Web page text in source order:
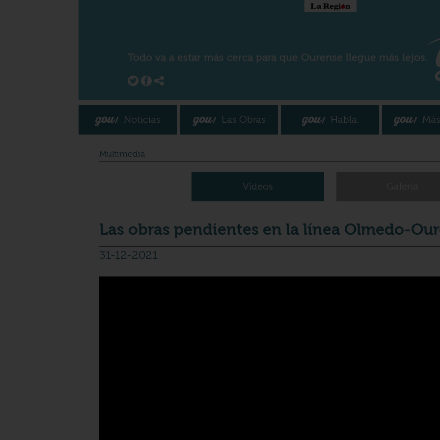
Todo va a estar más cerca para que Ourense llegue más lejos.
Noticias Las Obras Habla.
Multimedia
Vídeos
Las obras pendientes en la línea Olmedo-
31-12-2021